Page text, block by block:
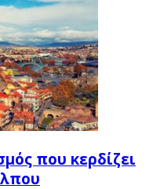
που κερδίζει